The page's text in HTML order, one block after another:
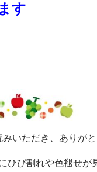
す
いただき、ありがと
ひび割れや色褪せが